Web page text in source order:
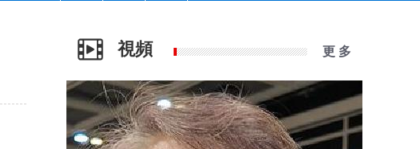
視頻 更 多